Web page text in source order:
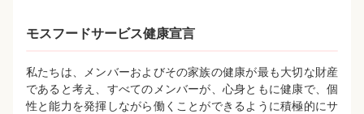
モスフードサービス健康宣言
私たちは、メンバーおよびその家族の健康が最も大切な財産
であると考え、すべてのメンバーが、心身ともに健康で、個
性と能力を発揮しながら働くことができるように積極的にサ